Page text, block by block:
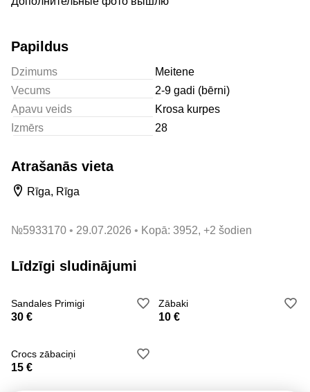
Papildus
Dzimums
Meitene
Vecums
2-9 gadi (bērni)
Apavu veids
Krosa kurpes
Izmērs
28
Atrašanās vieta
Rīga, Rīga
№5933170 29.07.2026 Kopā: 3952, +2 šodien
Līdzīgi sludinājumi
Sandales Primigi
30 €
Zābaki
10 €
Crocs zābaciņi
15 €